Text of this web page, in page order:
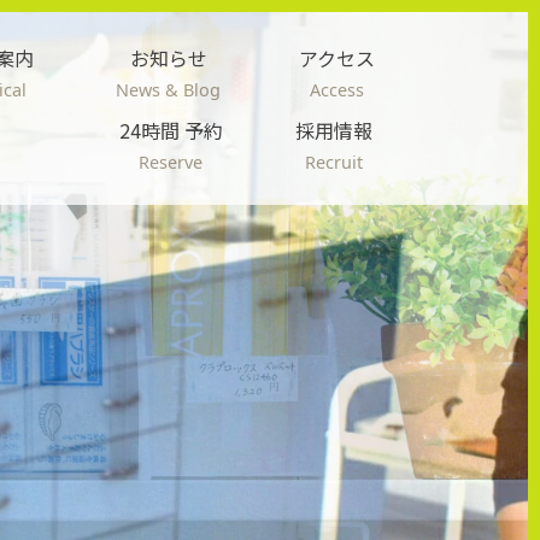
内 お知らせ
News & Blog
アクセス
Access
24時間 予約
Reserve
採用情報
Recruit